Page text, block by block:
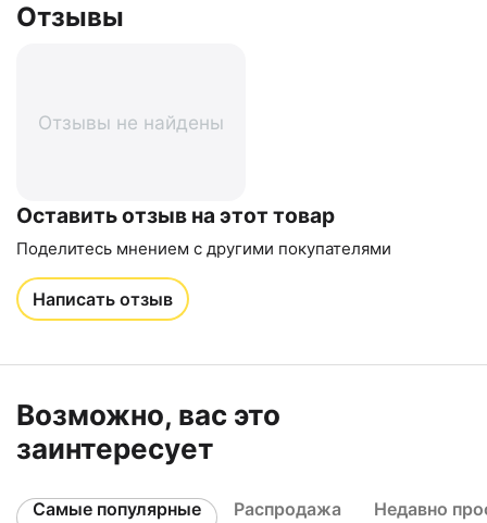
Отзывы
Отзывы не найдены
Оставить отзыв на этот товар
Поделитесь мнением с другими покупателями
Написать отзыв
Возможно, вас это
заинтересует
Самые популярные Распродажа Недавно